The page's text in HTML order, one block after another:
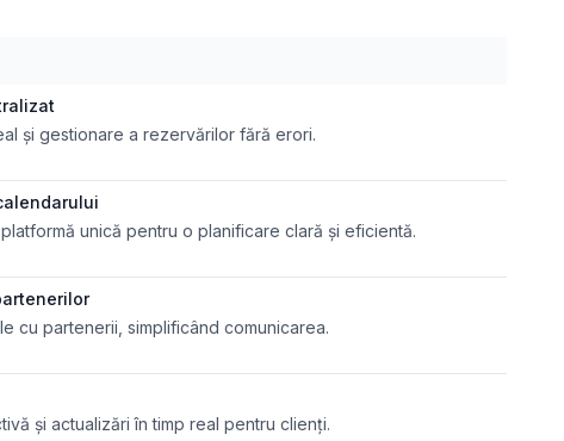
și gestionare a rezervărilor fără erori.
unică pentru o planificare clară și eficientă.
cu partenerii, simplificând comunicarea.
și actualizări în timp real pentru clienți.